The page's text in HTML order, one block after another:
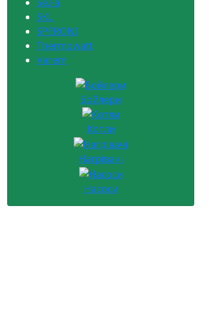
SKL
SPERONI
Thermowatt
Varem
Бойлери
Котли
Нагрівачі
Насоси